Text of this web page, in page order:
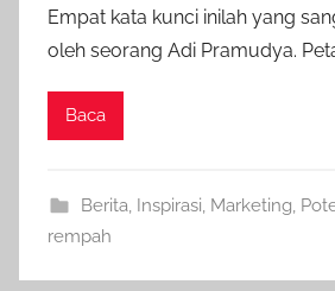
Empat kata kunci inilah yang
oleh seorang Adi Pramudya.
Baca
Berita Inspirasi Marketing
rempah